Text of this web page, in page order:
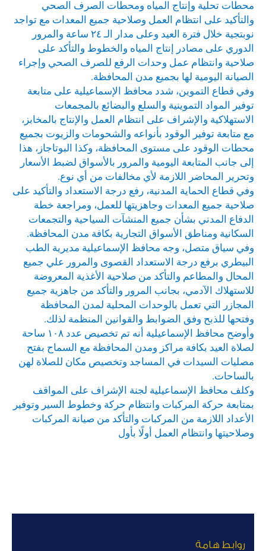
محطات تحلية وإنتاج المياه ومحطات الصرف الصحي
والتأكيد على انتظام العمل وصلاحية جميع المعدات مع تواجد
نوبتجية خلال فترة العيد وعلى مدار الـ ٢٤ ساعة والمرور
الدوري على مصادر إنتاج المياه والخطوط والتأكد على
صلاحية وانتظام عمل وحدات الرفع للصرف الصحي وإجراء
الصيانة اليومية لها بجميع مدن المحافظة.
وفي قطاع التموين، شدد محافظ الإسماعيلية على متابعة
توفير المواد التموينية والسلع والبضائع بالمجمعات
الاستهلاكية والإشراف على انتظام العمل والإنتاج بالمخابز،
مع متابعة توفير الوقود بأنواعه والشحومات والزيوت بجميع
محطات الوقود على مستوى المحافظة، وكذا البوتاجاز، هذا
إلى جانب المتابعة اليومية والمرور بالأسواق لضبط الأسعار
وتحرير المحاضر اللازمة لأي مخالفات من أي نوع.
وفي قطاع الحماية المدنية، رفع درجة الاستعداد والتأكيد على
صلاحية جميع المعدات وجاهزيتها للعمل، ومراجعة خطة
الدفاع المدني بشأن جميع المنشآت السياحية والتجمعات
السكانية ومناطق الأسواق التجارية بكافة مدن المحافظة.
وفي سياق متصل، وجه محافظ الإسماعيلية مديرية الطب
البيطري برفع درجة الاستعداد القصوى والمرور علي جميع
المحال والمطاعم والتأكد من صلاحية الأغذية المعروضة
للاستهلاك الآدمي، بجانب المرور والتأكد من جاهزية جميع
المجازر التي تعمل بالوحدات المحلية لمدن المحافظة
وفتحها للذبح وفق الضوابط والقوانين المنظمة لذلك.
وأوضح محافظ الإسماعيلية أنه تم تخصيص عدد ١٠٨ ساحة
لصلاة العيد بكافة مراكز ومدن المحافظة مع السماح بفتح
مصليات السيدات في المساجد وتخصيص مكان للصلاة لهن
بالساحات.
وكلف محافظ الإسماعيلية لجنة الإشراف على المواقف
بمتابعة حركة المركبات وانتظام حركة وخطوط السير وتوفير
الأعداد اللازمة من المركبات والتأكد من صيانة المركبات
وصلاحيتها وانتظام العمل أولًا بأول
روابط هامة